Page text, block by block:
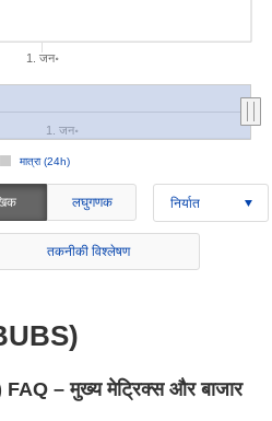
1. जन॰
मात्रा (24h)
1. जन॰
लघुगणक निर्यात
तकनीकी विश्लेषण
– मुख्य मेट्रिक्स और बाजार